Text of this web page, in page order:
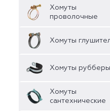
Хомуты
проволочные
Хомуты
Хомуты рубберы
Хомуты
сантехнические